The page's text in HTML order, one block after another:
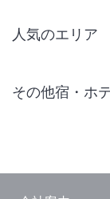
人気のエリア
仙台 ホテル
東京ドーム ホテル
その他宿・ホ